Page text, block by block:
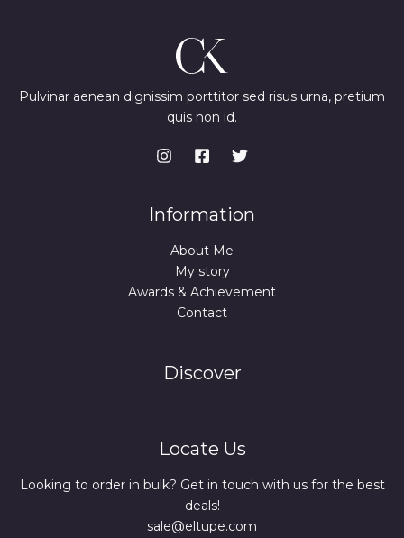
Pulvinar aenean dignissim porttitor sed risus urna, pretium
quis non id.
Information
About Me
My story
Awards & Achievement
Contact
Discover
Locate Us
Looking to order in bulk? Get in touch with us for the best
deals!
sale@eltupe.com